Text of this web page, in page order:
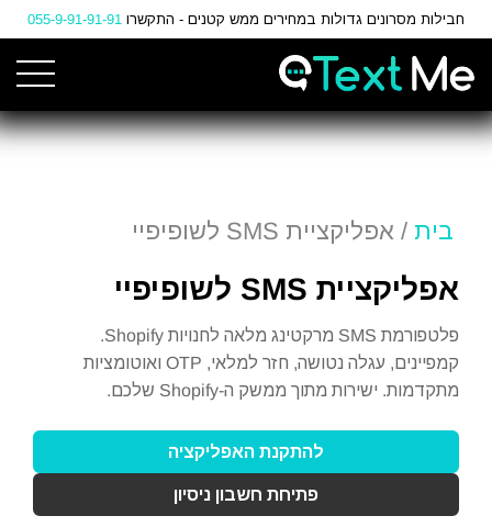
Skip
to
Content
חבילות מסרונים גדולות במחירים ממש קטנים - התקשרו 055-9-91-91-91
בית / אפליקציית SMS לשופיפיי
אפליקציית SMS לשופיפיי
פלטפורמת SMS מרקטינג מלאה לחנויות Shopify.
קמפיינים, עגלה נטושה, חזר למלאי, OTP ואוטומציות
מתקדמות. ישירות מתוך ממשק ה-Shopify שלכם.
להתקנת האפליקציה
פתיחת חשבון ניסיון